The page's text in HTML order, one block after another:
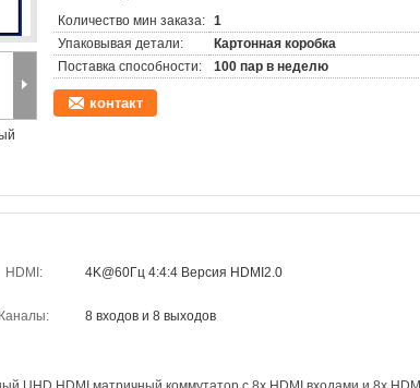
Количество мин заказа: 1
Упаковывая детали:
Картонная коробка
Поставка способности:
100 пар в неделю
контакт
HDMI: 4K@60Гц 4:4:4 Версия HDMI2.0
Каналы: 8 входов и 8 выходов